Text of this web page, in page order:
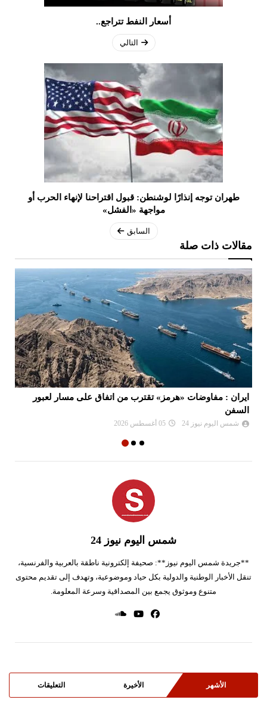
أسعار النفط تتراجع..
التالي
طهران توجه إنذارًا لوشنطن: قبول اقتراحنا لإنهاء الحرب أو
مواجهة «الفشل»
السابق
مقالات ذات صلة
ايران : مفاوضات «هرمز» تقترب من اتفاق على مسار لعبور
السفن
شمس اليوم نيوز 24 05 أغسطس 2026
شمس اليوم نيوز 24
**جريدة شمس اليوم نيوز**: صحيفة إلكترونية ناطقة بالعربية والفرنسية،
تنقل الأخبار الوطنية والدولية بكل حياد وموضوعية، وتهدف إلى تقديم محتوى
متنوع وموثوق يجمع بين المصداقية وسرعة المعلومة.
الأشهر الأخيرة التعليقات